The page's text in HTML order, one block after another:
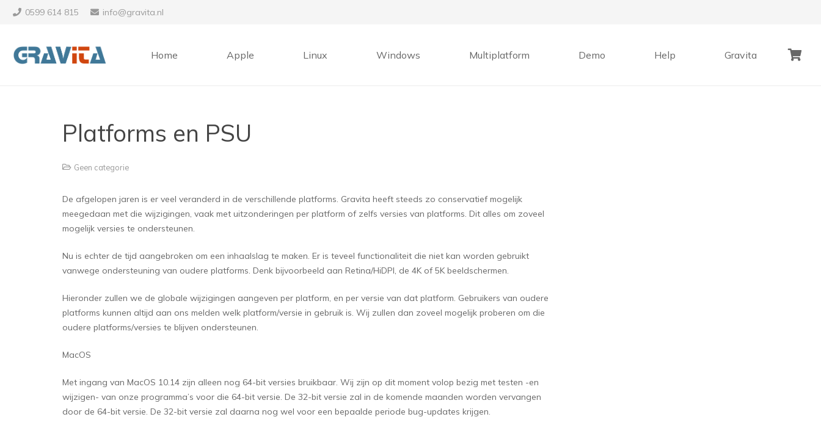
0599 614 815 info@gravita.nl
Home Apple Linux Windows Multiplatform Demo Help Gravita
Platforms en PSU
Geen categorie
De afgelopen jaren is er veel veranderd in de verschillende platforms. Gravita heeft steeds zo conservatief mogelijk
meegedaan met die wijzigingen, vaak met uitzonderingen per platform of zelfs versies van platforms. Dit alles om zoveel
mogelijk versies te ondersteunen.
Nu is echter de tijd aangebroken om een inhaalslag te maken. Er is teveel functionaliteit die niet kan worden gebruikt
vanwege ondersteuning van oudere platforms. Denk bijvoorbeeld aan Retina/HiDPI, de 4K of 5K beeldschermen.
Hieronder zullen we de globale wijzigingen aangeven per platform, en per versie van dat platform. Gebruikers van oudere
platforms kunnen altijd aan ons melden welk platform/versie in gebruik is. Wij zullen dan zoveel mogelijk proberen om die
oudere platforms/versies te blijven ondersteunen.
MacOS
Met ingang van MacOS 10.14 zijn alleen nog 64-bit versies bruikbaar. Wij zijn op dit moment volop bezig met testen -en
wijzigen- van onze programma’s voor die 64-bit versie. De 32-bit versie zal in de komende maanden worden vervangen
door de 64-bit versie. De 32-bit versie zal daarna nog wel voor een bepaalde periode bug-updates krijgen.